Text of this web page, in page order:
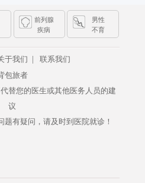
前列腺
疾病
男性
不育
于我们 |
联系我们
包旅者
替您的医生或其他医务人员的建
议
有疑问，请及时到医院就诊！